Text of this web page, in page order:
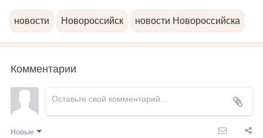
новости Новороссийск новости Новороссийска
Комментарии
Новые